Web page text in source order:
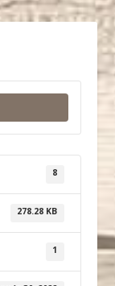
8
278.28 KB
1